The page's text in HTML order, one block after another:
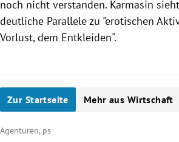
noch nicht verstanden. Karmasin
deutliche Parallele zu "erotischen
Vorlust, dem Entkleiden".
Zur Startseite Mehr aus Wirtschaft
Agenturen, ps